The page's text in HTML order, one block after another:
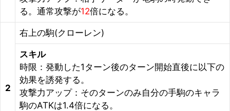
る。通常攻撃が12倍になる。
2
右上の駒(クローレン)
スキル
時限：発動した1ターン後のターン開始直後に以下の
効果を誘発する。
攻撃力アップ：そのターンのみ自分の手駒のキャラ
駒のATKは1.4倍になる。